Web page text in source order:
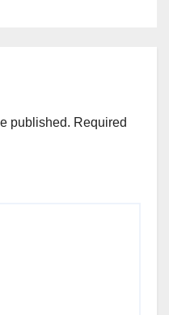
published. Required